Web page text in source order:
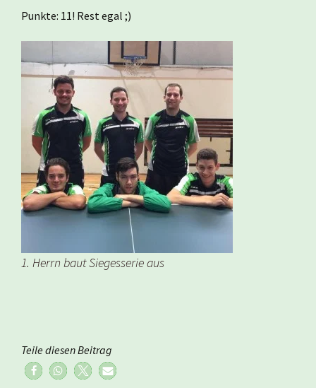
Punkte: 11! Rest egal ;)
1. Herrn baut Siegesserie aus
Teile diesen Beitrag